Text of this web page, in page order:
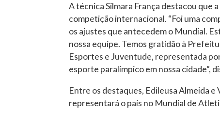
A técnica Silmara França destacou que
competição internacional. “Foi uma
os ajustes que antecedem o Mundial.
nossa equipe. Temos gratidão à
Esportes e Juventude, representada
esporte paralímpico em nossa cidade”,
Entre os destaques, Edileusa Almeida
representará o país no Mundial de